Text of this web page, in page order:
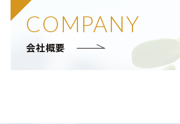
COMPANY
会社概要